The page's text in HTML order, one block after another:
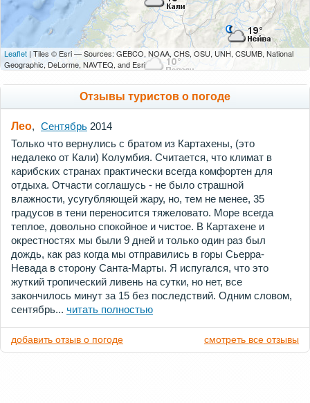
Leaflet | Tiles © Esri — Sources: GEBCO, NOAA, CHS, OSU, UNH, CSUMB, National
Geographic, DeLorme, NAVTEQ, and Esri
Отзывы туристов о погоде
Лео, Сентябрь 2014
Только что вернулись с братом из Картахены, (это
недалеко от Кали) Колумбия. Считается, что климат в
карибских странах практически всегда комфортен для
отдыха. Отчасти соглашусь - не было страшной
влажности, усугубляющей жару, но, тем не менее, 35
градусов в тени переносится тяжеловато. Море всегда
теплое, довольно спокойное и чистое. В Картахене и
окрестностях мы были 9 дней и только один раз был
дождь, как раз когда мы отправились в горы Сьерра-
Невада в сторону Санта-Марты. Я испугался, что это
жуткий тропический ливень на сутки, но нет, все
закончилось минут за 15 без последствий. Одним словом,
сентябрь... читать полностью
добавить отзыв о погоде смотреть все отзывы